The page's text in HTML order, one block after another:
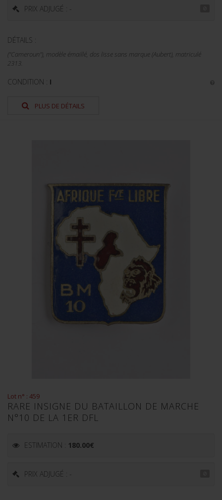
PRIX ADJUGÉ : -
DÉTAILS :
("Cameroun"), modèle émaillé, dos lisse sans marque (Aubert), matriculé
2313.
CONDITION : I
PLUS DE DÉTAILS
Lot n° : 459
RARE INSIGNE DU BATAILLON DE MARCHE
N°10 DE LA 1ER DFL
ESTIMATION : 180.00€
PRIX ADJUGÉ : -